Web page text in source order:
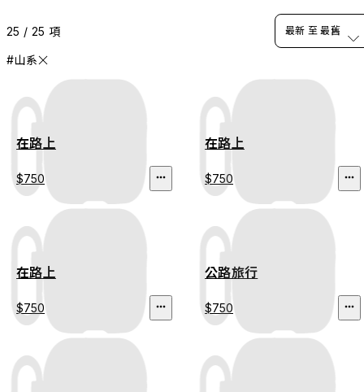
25 / 25 項
#山系
最新 至 最舊
在路上
$750
在路上
$750
在路上
$750
公路旅行
$750